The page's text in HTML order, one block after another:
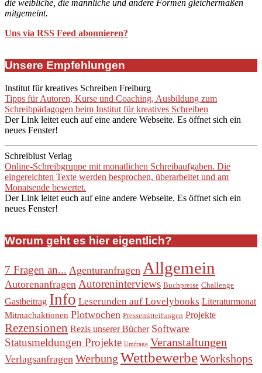
die weibliche, die männliche und andere Formen gleichermaßen
mitgemeint.
Uns via RSS Feed abonnieren?
Unsere Empfehlungen
Institut für kreatives Schreiben Freiburg
Tipps für Autoren, Kurse und Coaching, Ausbildung zum
Schreibpädagogen beim Institut für kreatives Schreiben
Der Link leitet euch auf eine andere Webseite. Es öffnet sich ein
neues Fenster!
Schreiblust Verlag
Online-Schreibgruppe mit monatlichen Schreibaufgaben. Die
eingereichten Texte werden besprochen, überarbeitet und am
Monatsende bewertet.
Der Link leitet euch auf eine andere Webseite. Es öffnet sich ein
neues Fenster!
Worum geht es hier eigentlich?
7 Fragen an... Agenturanfragen Allgemein
Autorenanfragen Autoreninterviews Buchpreise Challenge
Gastbeitrag Info Leserunden auf Lovelybooks Literaturmonat
Mitmachaktionen Plotwochen Pressemitteilungen Projekte
Rezensionen Rezis unserer Bücher Software
Statusmeldungen Projekte Umfrage Veranstaltungen
Verlagsanfragen Werbung WettbewerbeWorkshops